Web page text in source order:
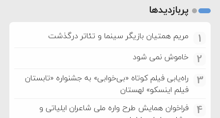
پربازدیدها
1 مریم همتیان بازیگر سینما و تئاتر درگذشت
2 خاموش نمی شود
3
راه‌یابی فیلم کوتاه «بی‌خوابی» به جشنواره «تابستان
فیلم اینسکو» لهستان
4
فراخوان همایش طرح واره ملی شاعران ایلیاتی و